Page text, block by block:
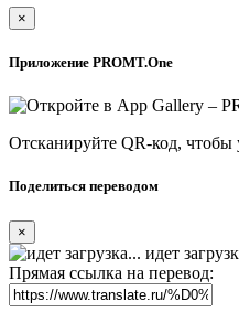
×
Приложение PROMT.One
Отсканируйте QR-код,
Поделиться переводом
×
идет
Прямая ссылка на перевод: